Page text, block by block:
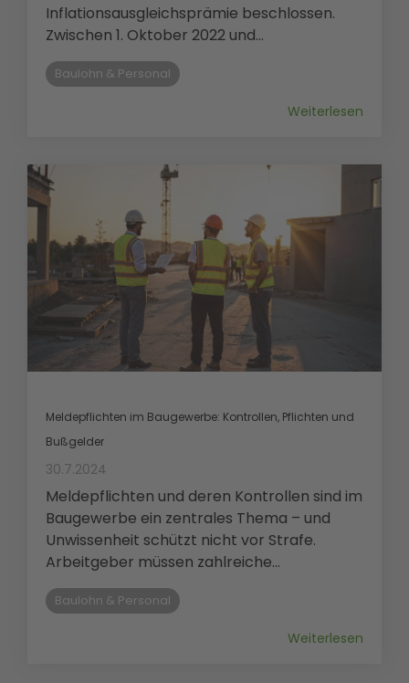
Inflationsausgleichsprämie beschlossen.
Zwischen 1. Oktober 2022 und...
Baulohn & Personal
Weiterlesen
Meldepflichten im Baugewerbe: Kontrollen, Pflichten und
Bußgelder
30.7.2024
Meldepflichten und deren Kontrollen sind im
Baugewerbe ein zentrales Thema – und
Unwissenheit schützt nicht vor Strafe.
Arbeitgeber müssen zahlreiche...
Baulohn & Personal
Weiterlesen